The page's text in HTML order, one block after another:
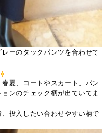
ーのタックパンツを合わせて
夏、コートやスカート、パン
ンのチェック柄が出ていてま
投入したい合わせやすい柄で